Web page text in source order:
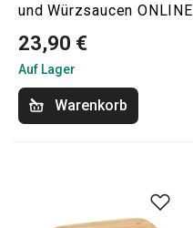
und Würzsaucen ONLINE
23,90 €
Auf Lager
Warenkorb